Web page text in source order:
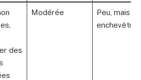
des
Modérée
Peu, mais